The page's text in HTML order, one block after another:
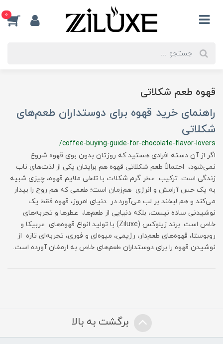
0
قهوه طعم شکلاتی
راهنمای خرید قهوه برای دوستداران طعم‌های
شکلاتی
/coffee-buying-guide-for-chocolate-flavor-lovers
اگر از آن دسته افرادی هستید که روزتان بدون بوی قهوه شروع
نمی‌شود، احتمالاً طعم شکلاتی قهوه هم برایتان یکی از لذت‌های ناب
زندگی است. ترکیب عطر گرم شکلات با تلخی ملایم قهوه، چیزی شبیه
به یک حس آرامش و انرژی هم‌زمان است؛ طعمی که هم روح را بیدار
می‌کند و هم لبخند بر لب می‌آورد.در دنیای امروز، قهوه فقط یک
نوشیدنی ساده نیست، بلکه دنیایی از طعم‌ها، عطرها و تجربه‌های
خاص است. برند زیلوکس (Ziluxe) با تولید انواع قهوه‌های عربیکا و
روبوستا، قهوه‌های طعم‌دار، رژیمی، میوه‌ای و فوری، تجربه‌ای تازه از
نوشیدن قهوه را برای دوستداران طعم‌های خاص به ارمغان آورده است.
برگشت به بالا